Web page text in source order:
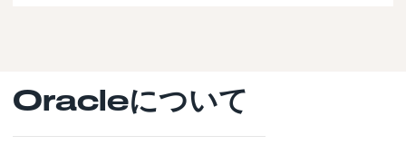
Oracleについて